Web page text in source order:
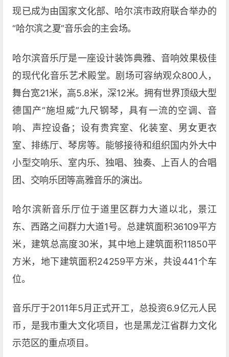
现已成为由国家文化部、哈尔滨市政府联合举办的
“哈尔滨之夏”音乐会的主会场。
哈尔滨音乐厅是一座设计装饰典雅、音响效果极佳
的现代化音乐艺术殿堂。剧场可容纳观众800人，
舞台宽21米，高5.8米，深12米。拥有世界顶级大型
德国产“施坦威”九尺钢琴，具有一流的空调、音
响、声控设备；设有贵宾室、化装室、男女更衣
室、排练厅、琴房等。能够接待和组织国内外大中
小型交响乐、室内乐、独唱、独奏、上百人的合唱
团、交响乐团等高雅音乐的演出。
哈尔滨新音乐厅位于道里区群力大道以北，景江
东、西路之间群力大道1号。总建筑面积36109平方
米，建筑总高度30米，其中地上建筑面积11850平
方米，地下建筑面积24259平方米，共设441个车
位。
音乐厅于2011年5月正式开工，总投资6.9亿元人民
币，是我市重大文化项目，也是黑龙江省群力文化
示范区的重点项目。